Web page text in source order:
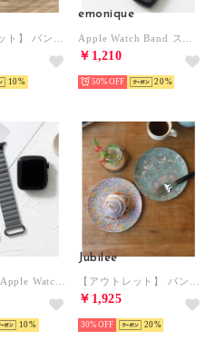
10
emonique
￥1,210
50% 20
10
Jubilee
￥1,925
30% 20